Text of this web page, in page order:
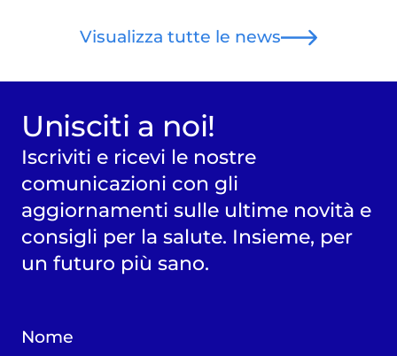
Visualizza tutte le news
Unisciti a noi!
Iscriviti e ricevi le nostre
comunicazioni con gli
aggiornamenti sulle ultime novità e
consigli per la salute. Insieme, per
un futuro più sano.
Nome